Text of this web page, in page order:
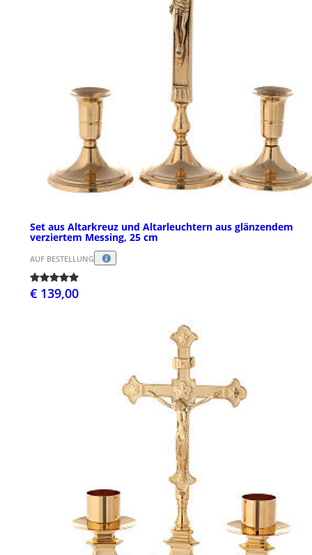
Set aus Altarkreuz und Altarleuchtern aus glänzendem
verziertem Messing, 25 cm
AUF BESTELLUNG
€ 139,00